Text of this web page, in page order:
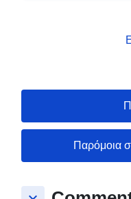
Παρόμοια